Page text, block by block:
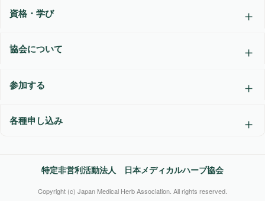
資格・学び
協会について
参加する
各種申し込み
特定非営利活動法人 日本メディカルハーブ協会
Copyright (c) Japan Medical Herb Association. All rights reserved.